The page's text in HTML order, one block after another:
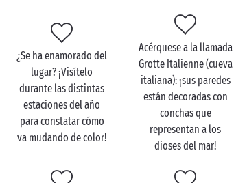
vacaciones ideal: ¿
de camping o
mobile-home
totalmente equipada?
Visite los jardines de
Kerdalo en familia
jardines de Kerdalo entre baño y baño en las
¿Se ha enamorado del
lugar? ¡Visítelo
durante las distintas
estaciones del año
para constatar cómo
va mudando de color!
Acérquese a la llamada
Grotte Italienne (cueva
italiana): ¡sus paredes
están decoradas con
conchas que
representan a los
dioses del mar!